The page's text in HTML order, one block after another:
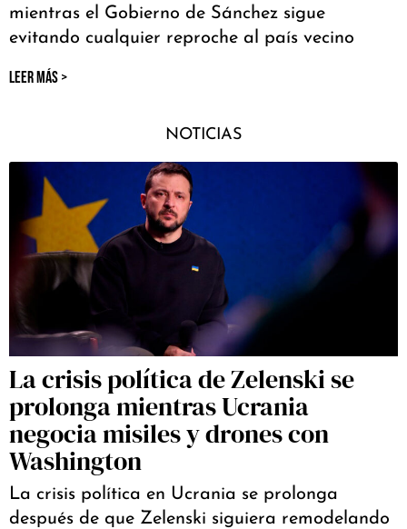
mientras el Gobierno de Sánchez sigue
evitando cualquier reproche al país vecino
LEER MÁS >
NOTICIAS
La crisis política de Zelenski se
prolonga mientras Ucrania
negocia misiles y drones con
Washington
La crisis política en Ucrania se prolonga
después de que Zelenski siguiera remodelando